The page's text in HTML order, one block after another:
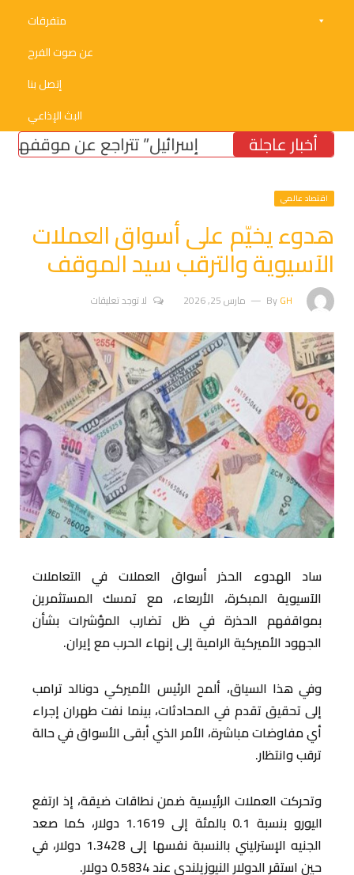
متفرقات
عن صوت الفرح
إتصل بنا
البث الإذاعي
أخبار عاجلة “إسرائيل” تتراجع عن موقفها من
اقتصاد عالمي
هدوء يخيّم على أسواق العملات
الآسيوية والترقب سيد الموقف
ByGH مارس 25, 2026 لا توجد تعليقات
ساد الهدوء الحذر أسواق العملات في التعاملات
الآسيوية المبكرة، الأربعاء، مع تمسك المستثمرين
بمواقفهم الحذرة في ظل تضارب المؤشرات بشأن
الجهود الأميركية الرامية إلى إنهاء الحرب مع إيران.
وفي هذا السياق، ألمح الرئيس الأميركي دونالد ترامب
إلى تحقيق تقدم في المحادثات، بينما نفت طهران إجراء
أي مفاوضات مباشرة، الأمر الذي أبقى الأسواق في حالة
ترقب وانتظار.
وتحركت العملات الرئيسية ضمن نطاقات ضيقة، إذ ارتفع
اليورو بنسبة 0.1 بالمئة إلى 1.1619 دولار، كما صعد
الجنيه الإسترليني بالنسبة نفسها إلى 1.3428 دولار، في
حين استقر الدولار النيوزيلندي عند 0.5834 دولار.